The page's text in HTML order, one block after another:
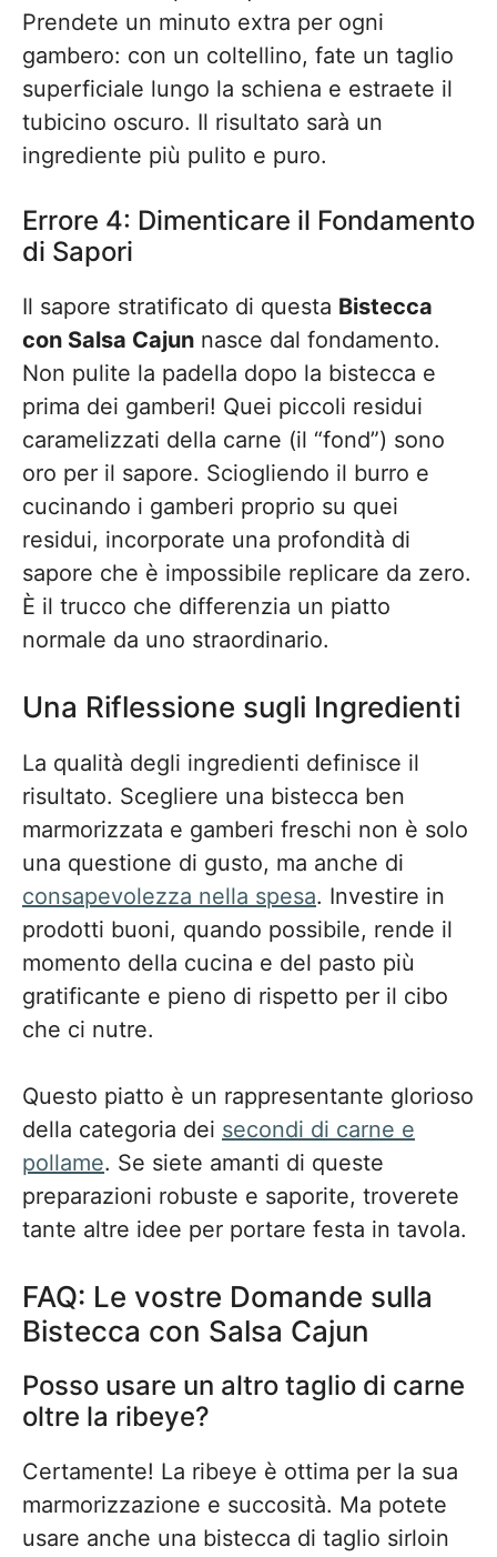
Prendete un minuto extra per ogni
gambero: con un coltellino, fate un taglio
superficiale lungo la schiena e estraete il
tubicino oscuro. Il risultato sarà un
ingrediente più pulito e puro.
Errore 4: Dimenticare il Fondamento
di Sapori
Il sapore stratificato di questa Bistecca
con Salsa Cajun nasce dal fondamento.
Non pulite la padella dopo la bistecca e
prima dei gamberi! Quei piccoli residui
caramelizzati della carne (il “fond”) sono
oro per il sapore. Sciogliendo il burro e
cucinando i gamberi proprio su quei
residui, incorporate una profondità di
sapore che è impossibile replicare da zero.
È il trucco che differenzia un piatto
normale da uno straordinario.
Una Riflessione sugli Ingredienti
La qualità degli ingredienti definisce il
risultato. Scegliere una bistecca ben
marmorizzata e gamberi freschi non è solo
una questione di gusto, ma anche di
consapevolezza nella spesa. Investire in
prodotti buoni, quando possibile, rende il
momento della cucina e del pasto più
gratificante e pieno di rispetto per il cibo
che ci nutre.
Questo piatto è un rappresentante glorioso
della categoria dei secondi di carne e
pollame. Se siete amanti di queste
preparazioni robuste e saporite, troverete
tante altre idee per portare festa in tavola.
FAQ: Le vostre Domande sulla
Bistecca con Salsa Cajun
Posso usare un altro taglio di carne
oltre la ribeye?
Certamente! La ribeye è ottima per la sua
marmorizzazione e succosità. Ma potete
usare anche una bistecca di taglio sirloin